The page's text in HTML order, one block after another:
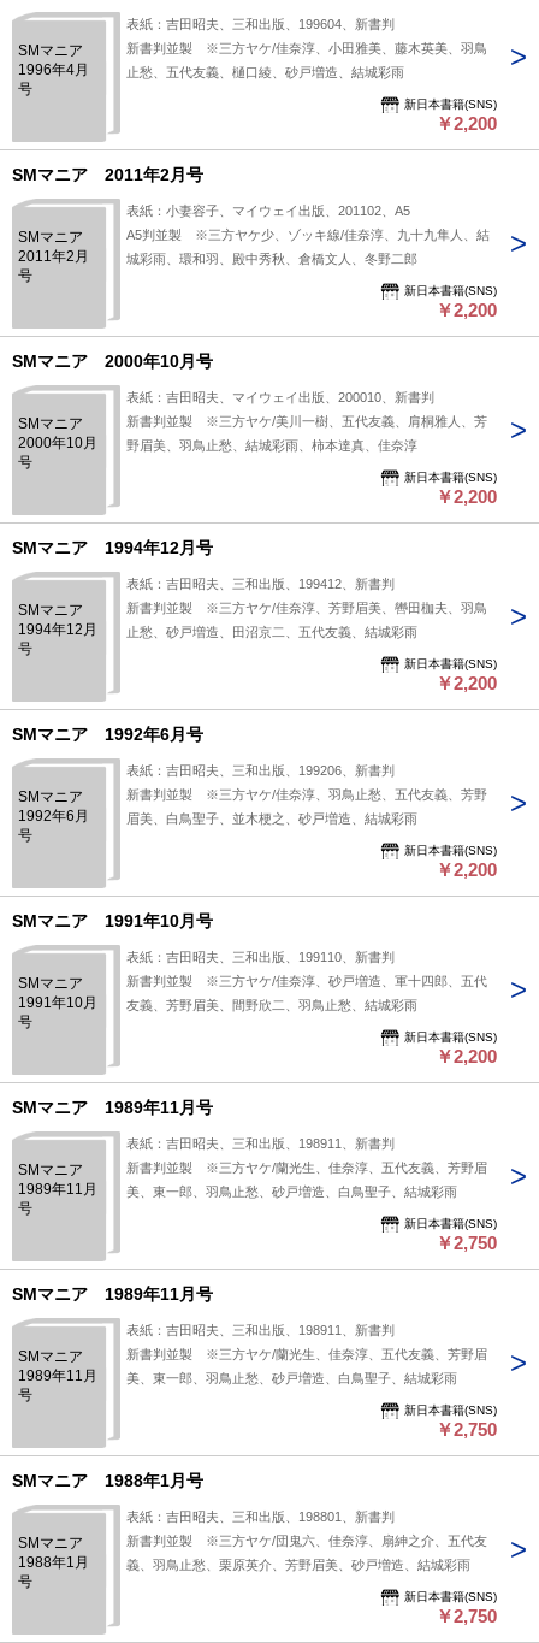
SMマニア
1996年4月
号
表紙：吉田昭夫、三和出版、199604、新書判
新書判並製 ※三方ヤケ/佳奈淳、小田雅美、藤木英美、羽鳥
止愁、五代友義、樋口綾、砂戸増造、結城彩雨
新日本書籍(SNS)
￥2,200
SMマニア 2011年2月号
SMマニア
2011年2月
号
表紙：小妻容子、マイウェイ出版、201102、A5
A5判並製 ※三方ヤケ少、ゾッキ線/佳奈淳、九十九隼人、結
城彩雨、環和羽、殿中秀秋、倉橋文人、冬野二郎
新日本書籍(SNS)
￥2,200
SMマニア 2000年10月号
SMマニア
2000年10月
号
表紙：吉田昭夫、マイウェイ出版、200010、新書判
新書判並製 ※三方ヤケ/美川一樹、五代友義、肩桐雅人、芳
野眉美、羽鳥止愁、結城彩雨、柿本達真、佳奈淳
新日本書籍(SNS)
￥2,200
SMマニア 1994年12月号
SMマニア
1994年12月
号
表紙：吉田昭夫、三和出版、199412、新書判
新書判並製 ※三方ヤケ/佳奈淳、芳野眉美、轡田枷夫、羽鳥
止愁、砂戸増造、田沼京二、五代友義、結城彩雨
新日本書籍(SNS)
￥2,200
SMマニア 1992年6月号
SMマニア
1992年6月
号
表紙：吉田昭夫、三和出版、199206、新書判
新書判並製 ※三方ヤケ/佳奈淳、羽鳥止愁、五代友義、芳野
眉美、白鳥聖子、並木梗之、砂戸増造、結城彩雨
新日本書籍(SNS)
￥2,200
SMマニア 1991年10月号
SMマニア
1991年10月
号
表紙：吉田昭夫、三和出版、199110、新書判
新書判並製 ※三方ヤケ/佳奈淳、砂戸増造、軍十四郎、五代
友義、芳野眉美、間野欣二、羽鳥止愁、結城彩雨
新日本書籍(SNS)
￥2,200
SMマニア 1989年11月号
SMマニア
1989年11月
号
表紙：吉田昭夫、三和出版、198911、新書判
新書判並製 ※三方ヤケ/蘭光生、佳奈淳、五代友義、芳野眉
美、東一郎、羽鳥止愁、砂戸増造、白鳥聖子、結城彩雨
新日本書籍(SNS)
￥2,750
SMマニア 1989年11月号
SMマニア
1989年11月
号
表紙：吉田昭夫、三和出版、198911、新書判
新書判並製 ※三方ヤケ/蘭光生、佳奈淳、五代友義、芳野眉
美、東一郎、羽鳥止愁、砂戸増造、白鳥聖子、結城彩雨
新日本書籍(SNS)
￥2,750
SMマニア 1988年1月号
SMマニア
1988年1月
号
表紙：吉田昭夫、三和出版、198801、新書判
新書判並製 ※三方ヤケ/団鬼六、佳奈淳、扇紳之介、五代友
義、羽鳥止愁、栗原英介、芳野眉美、砂戸増造、結城彩雨
新日本書籍(SNS)
￥2,750